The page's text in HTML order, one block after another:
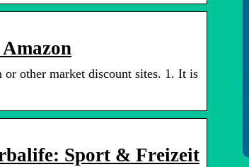
other market discount sites. 1. It is
Sport & Freizeit